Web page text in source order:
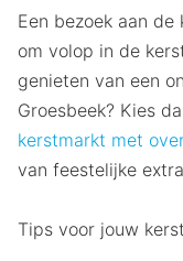
Een bezoek aan
om volop in de
genieten van een
Groesbeek? Kies
kerstmarkt met
van feestelijke
Tips voor jouw